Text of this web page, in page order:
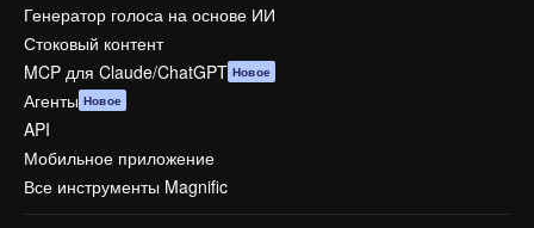
Генератор голоса на основе ИИ
Стоковый контент
MCP для Claude/ChatGPT Новое
Агенты Новое
API
Мобильное приложение
Все инструменты Magnific